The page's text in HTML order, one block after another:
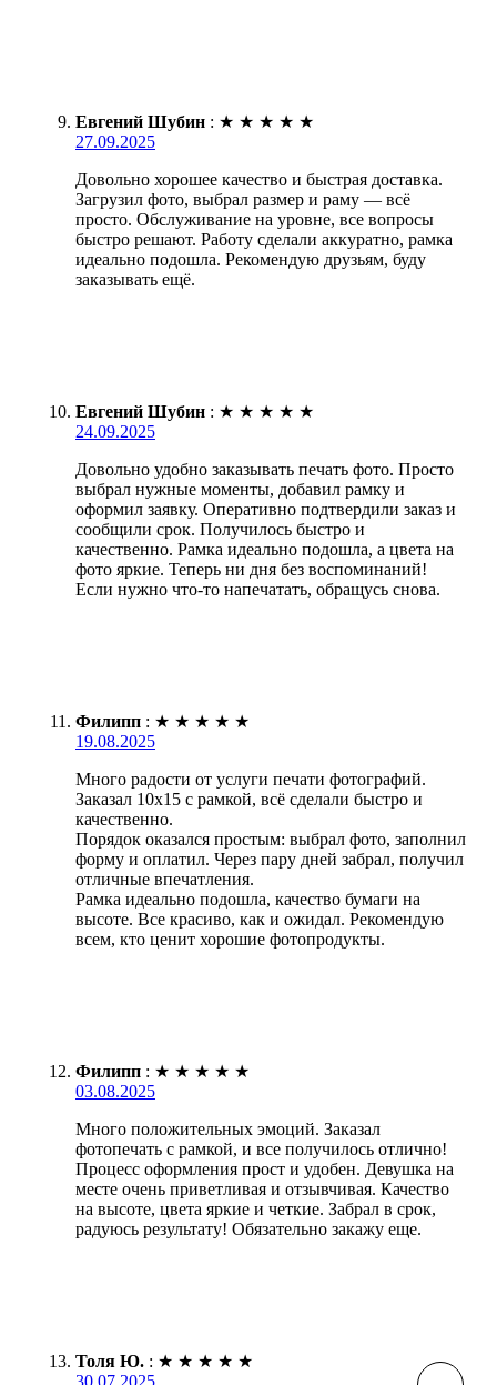
Евгений Шубин : ★ ★ ★ ★ ★
27.09.2025
Довольно хорошее качество и быстрая доставка.
Загрузил фото, выбрал размер и раму — всё
просто. Обслуживание на уровне, все вопросы
быстро решают. Работу сделали аккуратно, рамка
идеально подошла. Рекомендую друзьям, буду
заказывать ещё.
Евгений Шубин : ★ ★ ★ ★ ★
24.09.2025
Довольно удобно заказывать печать фото. Просто
выбрал нужные моменты, добавил рамку и
оформил заявку. Оперативно подтвердили заказ и
сообщили срок. Получилось быстро и
качественно. Рамка идеально подошла, а цвета на
фото яркие. Теперь ни дня без воспоминаний!
Если нужно что-то напечатать, обращусь снова.
Филипп : ★ ★ ★ ★ ★
19.08.2025
Много радости от услуги печати фотографий.
Заказал 10х15 с рамкой, всё сделали быстро и
качественно.
Порядок оказался простым: выбрал фото, заполнил
форму и оплатил. Через пару дней забрал, получил
отличные впечатления.
Рамка идеально подошла, качество бумаги на
высоте. Все красиво, как и ожидал. Рекомендую
всем, кто ценит хорошие фотопродукты.
Филипп : ★ ★ ★ ★ ★
03.08.2025
Много положительных эмоций. Заказал
фотопечать с рамкой, и все получилось отлично!
Процесс оформления прост и удобен. Девушка на
месте очень приветливая и отзывчивая. Качество
на высоте, цвета яркие и четкие. Забрал в срок,
радуюсь результату! Обязательно закажу еще.
Толя Ю. : ★ ★ ★ ★ ★
30.07.2025